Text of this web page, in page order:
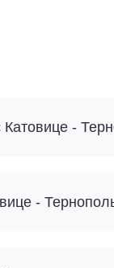
Катовице -
-